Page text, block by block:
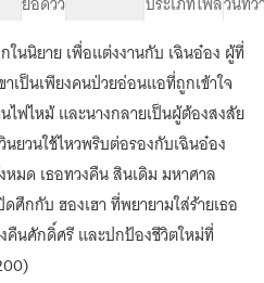
ไม่
ทน
เกิด
ใหม่
ชาติ
นี้
จะ
พลิก
บท
เป็น
นาง
ตัว
แสบ
ในนิยาย เพื่อแต่งงานกับ เฉินอ๋อง ผู้ที่
เป็นเพียงคนป่วยอ่อนแอที่ถูกเข้าใจ
ไฟไหม้ และนางกลายเป็นผู้ต้องสงสัย
ยวนใช้ไหวพริบต่อรองกับเฉินอ๋อง
หมด เธอทวงคืน สินเดิม มหาศาล
ศึกกับ ฮองเฮา ที่พยายามใส่ร้ายเธอ
คืนศักดิ์ศรี และปกป้องชีวิตใหม่ที่